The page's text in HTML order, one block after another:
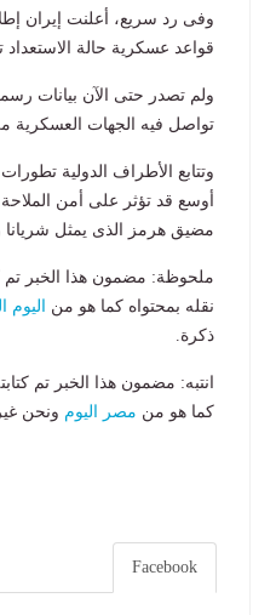
وفى رد سريع، أعلنت إيران
قواعد عسكرية حالة
ولم تصدر حتى الآن بيانات
تواصل فيه الجهات العسكرية
وتتابع الأطراف الدولية
أوسع قد تؤثر على أمن
مضيق هرمز الذى يمثل شريانا
ملحوظة: مضمون هذا الخبر تم
نقله بمحتواه كما هو من
اليوم
ذكرة.
انتبه: مضمون هذا الخبر تم
كما هو من مصر اليوم ونحن
Facebook